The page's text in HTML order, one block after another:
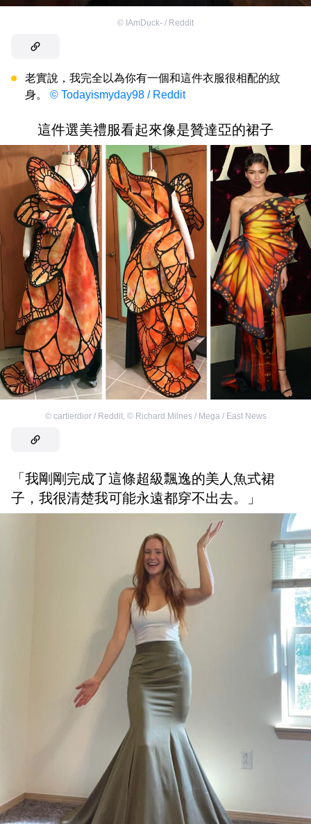
© IAmDuck- / Reddit
老實說，我完全以為你有一個和這件衣服很相配的紋
身。 © Todayismyday98 / Reddit
這件選美禮服看起來像是贊達亞的裙子
© cartierdior / Reddit, © Richard Milnes / Mega / East News
「我剛剛完成了這條超級飄逸的美人魚式裙
子，我很清楚我可能永遠都穿不出去。」